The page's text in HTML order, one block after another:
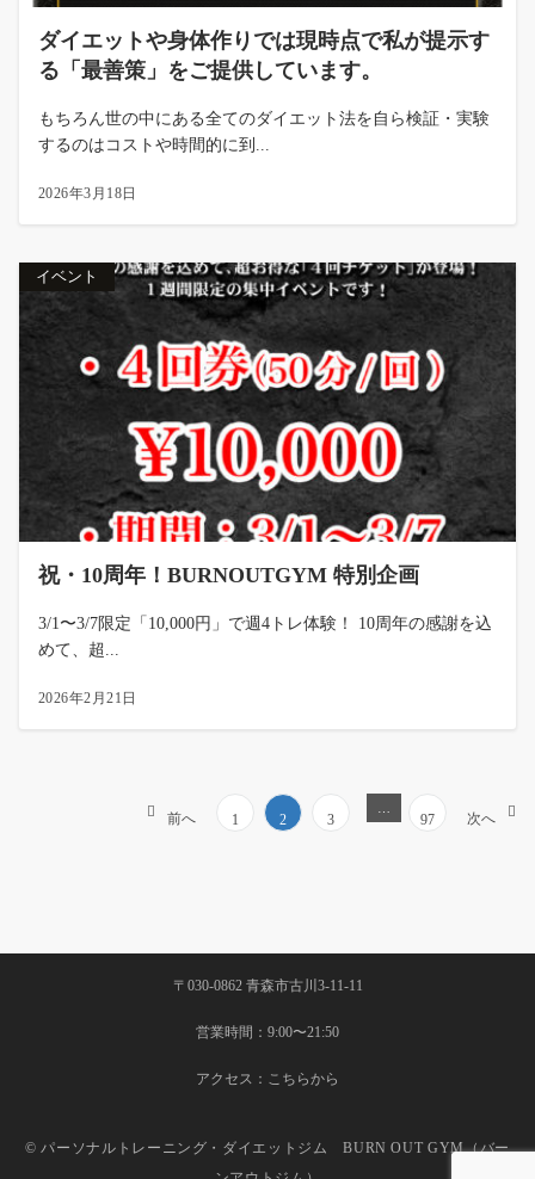
ダイエットや身体作りでは現時点で私が提示す
る「最善策」をご提供しています。
もちろん世の中にある全てのダイエット法を自ら検証・実験
するのはコストや時間的に到...
2026年3月18日
イベント
祝・10周年！BURNOUTGYM 特別企画
3/1〜3/7限定「10,000円」で週4トレ体験！ 10周年の感謝を込
めて、超...
2026年2月21日
前へ 1 2 3 97 次へ
〒030-0862 青森市古川3-11-11
営業時間：9:00〜21:50
アクセス： こちらから
© パーソナルトレーニング・ダイエットジム BURN OUT GYM（バー